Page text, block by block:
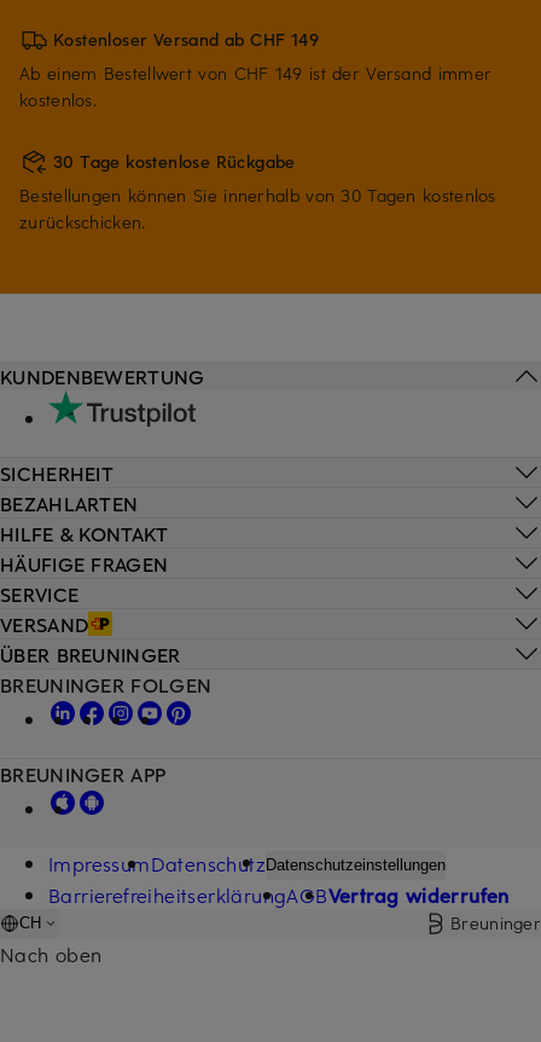
Kostenloser Versand ab CHF 149
Ab einem Bestellwert von CHF 149 ist der Versand immer
kostenlos.
30 Tage kostenlose Rückgabe
Bestellungen können Sie innerhalb von 30 Tagen kostenlos
zurückschicken.
HILFE & KONTAKT
HÄUFIGE FRAGEN
SERVICE
VERSAND
KUNDENBEWERTUNG
SICHERHEIT
BEZAHLARTEN
ÜBER BREUNINGER
BREUNINGER FOLGEN
BREUNINGER APP
ImpressumDatenschutz Datenschutzeinstellungen
BarrierefreiheitserklärungAGBVertrag widerrufen
CH Breuninger
Nach oben